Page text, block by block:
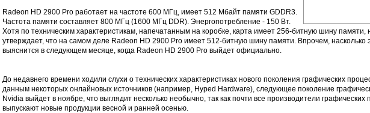
Radeon HD 2900 Pro работает на частоте 600 МГц, имеет 512 Мбайт памяти GDDR3.
Частота памяти составляет 800 МГц (1600 МГц DDR). Энергопотребление - 150 Вт.
Хотя по техническим характеристикам, напечатанным на коробке, карта имеет 256-битную шину памяти,
утверждает, что на самом деле Radeon HD 2900 Pro имеет 512-битную шину памяти. Впрочем, насколько
выяснится в следующем месяце, когда Radeon HD 2900 Pro выйдет официально.
До недавнего времени ходили слухи о технических характеристиках нового поколения графических
данным некоторых онлайновых источников (например, Hyped Hardware), следующее поколение
Nvidia выйдет в ноябре, что выглядит несколько необычно, так как почти все производители графических
выпускают новые продукции весной и ранней осенью.